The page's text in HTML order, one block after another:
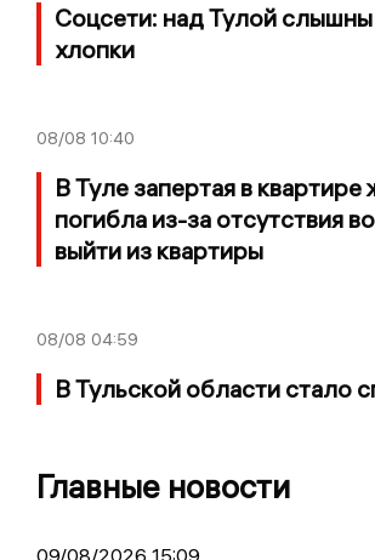
Соцсети: над Тулой
хлопки
08/08 10:40
В Туле запертая в
погибла из-за отсутствия
выйти из квартиры
08/08 04:59
В Тульской области стало
Главные новости
09/08/2026 15:09